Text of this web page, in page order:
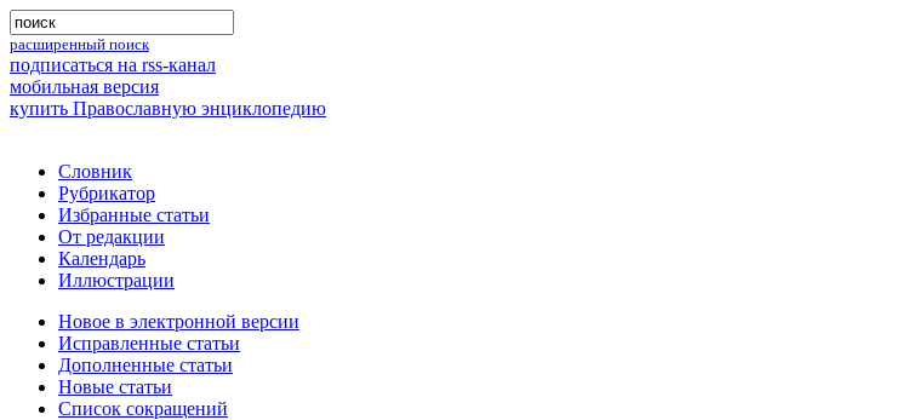
расширенный поиск
подписаться на rss-канал
мобильная версия
купить Православную энциклопедию
Словник
Рубрикатор
Избранные статьи
От редакции
Календарь
Иллюстрации
Новое в электронной версии
Исправленные статьи
Дополненные статьи
Новые статьи
Список сокращений